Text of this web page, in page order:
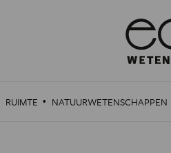
RUIMTE · NATUURWETENSCHAPPEN